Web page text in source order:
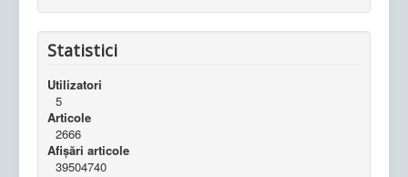
Statistici
Utilizatori
5
Articole
2666
Afișări articole
39504740